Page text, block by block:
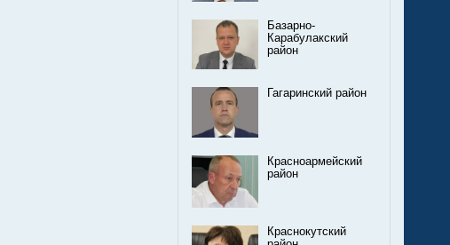
Базарно-
Карабулакский
район
Гагаринский район
Красноармейский
район
Краснокутский